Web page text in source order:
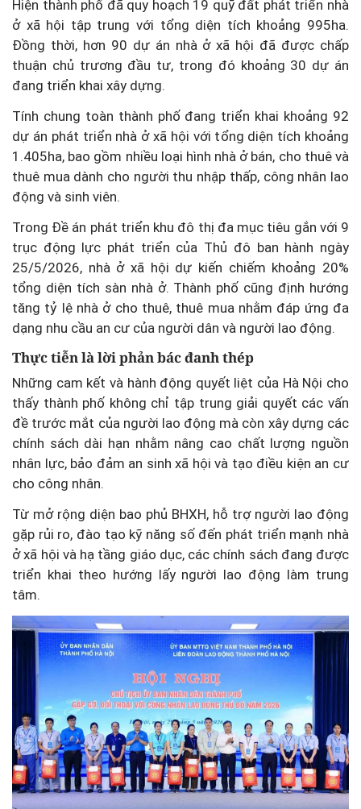
Hiện thành phố đã quy hoạch 19 quỹ đất phát triển nhà
ở xã hội tập trung với tổng diện tích khoảng 995ha.
Đồng thời, hơn 90 dự án nhà ở xã hội đã được chấp
thuận chủ trương đầu tư, trong đó khoảng 30 dự án
đang triển khai xây dựng.
Tính chung toàn thành phố đang triển khai khoảng 92
dự án phát triển nhà ở xã hội với tổng diện tích khoảng
1.405ha, bao gồm nhiều loại hình nhà ở bán, cho thuê và
thuê mua dành cho người thu nhập thấp, công nhân lao
động và sinh viên.
Trong Đề án phát triển khu đô thị đa mục tiêu gắn với 9
trục động lực phát triển của Thủ đô ban hành ngày
25/5/2026, nhà ở xã hội dự kiến chiếm khoảng 20%
tổng diện tích sàn nhà ở. Thành phố cũng định hướng
tăng tỷ lệ nhà ở cho thuê, thuê mua nhằm đáp ứng đa
dạng nhu cầu an cư của người dân và người lao động.
Thực tiễn là lời phản bác đanh thép
Những cam kết và hành động quyết liệt của Hà Nội cho
thấy thành phố không chỉ tập trung giải quyết các vấn
đề trước mắt của người lao động mà còn xây dựng các
chính sách dài hạn nhằm nâng cao chất lượng nguồn
nhân lực, bảo đảm an sinh xã hội và tạo điều kiện an cư
cho công nhân.
Từ mở rộng diện bao phủ BHXH, hỗ trợ người lao động
gặp rủi ro, đào tạo kỹ năng số đến phát triển mạnh nhà
ở xã hội và hạ tầng giáo dục, các chính sách đang được
triển khai theo hướng lấy người lao động làm trung
tâm.